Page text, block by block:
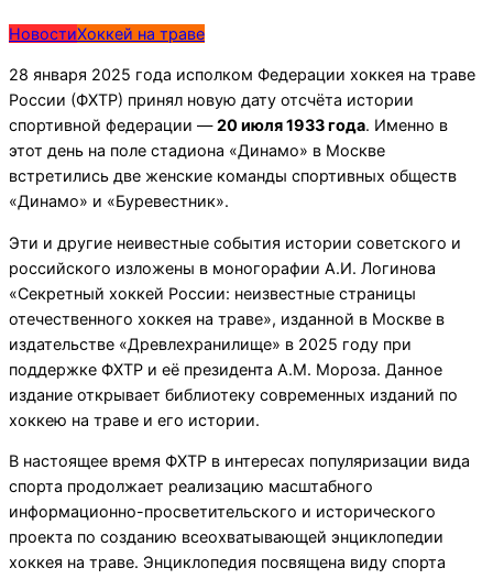
НовостиХоккей на траве
28 января 2025 года исполком Федерации хоккея на траве
России (ФХТР) принял новую дату отсчёта истории
спортивной федерации —20 июля 1933 года. Именно в
этот день на поле стадиона «Динамо» в Москве
встретились две женские команды спортивных обществ
«Динамо» и «Буревестник».
Эти и другие неивестные события истории советского и
российского изложены в моногорафии А.И. Логинова
«Секретный хоккей России: неизвестные страницы
отечественного хоккея на траве», изданной в Москве в
издательстве «Древлехранилище» в 2025 году при
поддержке ФХТР и её президента А.М. Мороза. Данное
издание открывает библиотеку современных изданий по
хоккею на траве и его истории.
В настоящее время ФХТР в интересах популяризации вида
спорта продолжает реализацию масштабного
информационно-просветительского и исторического
проекта по созданию всеохватывающей энциклопедии
хоккея на траве. Энциклопедия посвящена виду спорта